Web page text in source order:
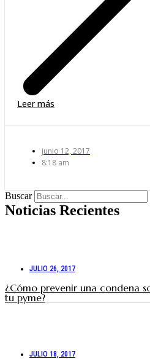
Leer más
junio 12, 2017
8:18 am
Buscar
Noticias Recientes
JULIO 26, 2017
¿Cómo prevenir una condena
tu pyme?
JULIO 18, 2017